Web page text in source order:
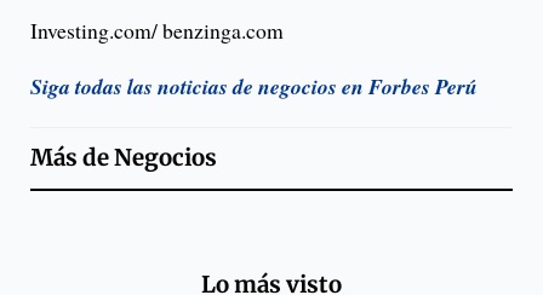
Investing.com/ benzinga.com
Siga todas las noticias de negocios en Forbes Perú
Más deNegocios
Lo más visto